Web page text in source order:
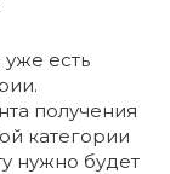
уже есть
получения
категории
нужно будет